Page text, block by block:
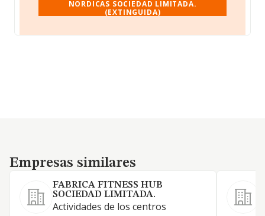
NORDICAS SOCIEDAD LIMITADA.
(EXTINGUIDA)
Empresas similares
Empresas similares
FABRICA FITNESS HUB
SOCIEDAD LIMITADA.
Actividades de los centros